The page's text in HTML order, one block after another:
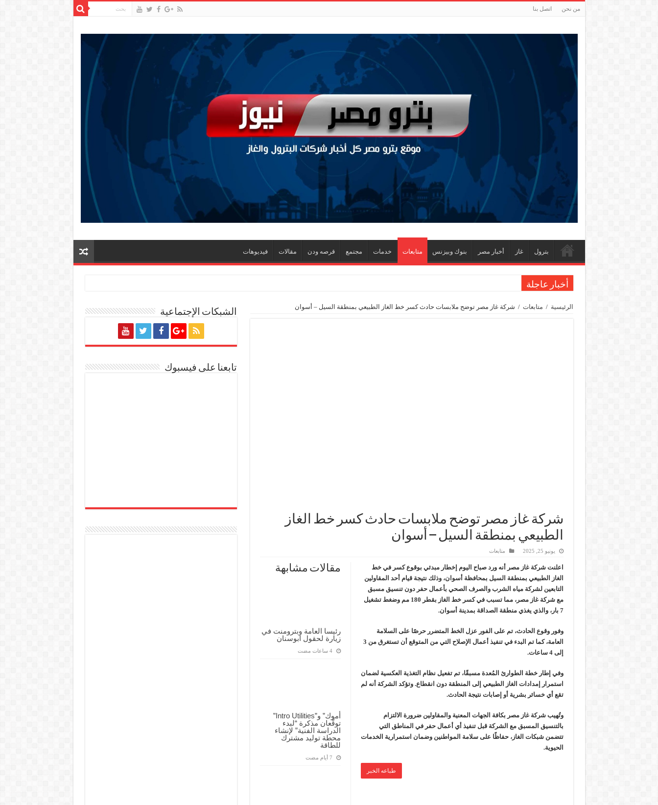
من نحن اتصل بنا
بترول غاز أخبار مصر بنوك وبيزنس متابعات خدمات مجتمع قرصه ودن مقالات فيديوهات
أخبار عاجلة
الرئيسية / متابعات / شركة غاز مصر توضح ملابسات حادث كسر خط الغاز الطبيعي بمنطقة السيل – أسوان
شركة غاز مصر توضح ملابسات حادث كسر خط الغاز
الطبيعي بمنطقة السيل – أسوان
يونيو 25, 2025 متابعات
مقالات مشابهة
رئيسا العامة وبترومنت في
زيارة لحقول ابوسنان
‏4 ساعات مضت
أموك” و”Intro Utilities”
توقّعان مذكرة “لبدء
الدراسة الفنية” لإنشاء
محطة توليد مشترك
للطاقة
اعلنت شركة غاز مصر أنه ورد صباح اليوم إخطار مبدئي بوقوع كسر في خط
الغاز الطبيعي بمنطقة السيل بمحافظة أسوان، وذلك نتيجة قيام أحد المقاولين
التابعين لشركة مياه الشرب والصرف الصحي بأعمال حفر دون تنسيق مسبق
مع شركة غاز مصر، مما تسبب في كسر خط الغاز بقطر 180 مم وضغط تشغيل
7 بار، والذي يغذي منطقة الصداقة بمدينة أسوان.
وفور وقوع الحادث، تم على الفور عزل الخط المتضرر حرصًا على السلامة
العامة، كما تم البدء في تنفيذ أعمال الإصلاح التي من المتوقع أن تستغرق من 3
إلى 4 ساعات.
وفي إطار خطة الطوارئ المُعدة مسبقًا، تم تفعيل نظام التغذية العكسية لضمان
استمرار إمدادات الغاز الطبيعي إلى المنطقة دون انقطاع. وتؤكد الشركة أنه لم
تقع أي خسائر بشرية أو إصابات نتيجة الحادث.
وتُهيب شركة غاز مصر بكافة الجهات المعنية والمقاولين ضرورة الالتزام
بالتنسيق المسبق مع الشركة قبل تنفيذ أي أعمال حفر في المناطق التي
تتضمن شبكات الغاز، حفاظًا على سلامة المواطنين وضمان استمرارية الخدمات
الحيوية.
طباعه الخبر
الشبكات الإجتماعية
تابعنا على فيسبوك